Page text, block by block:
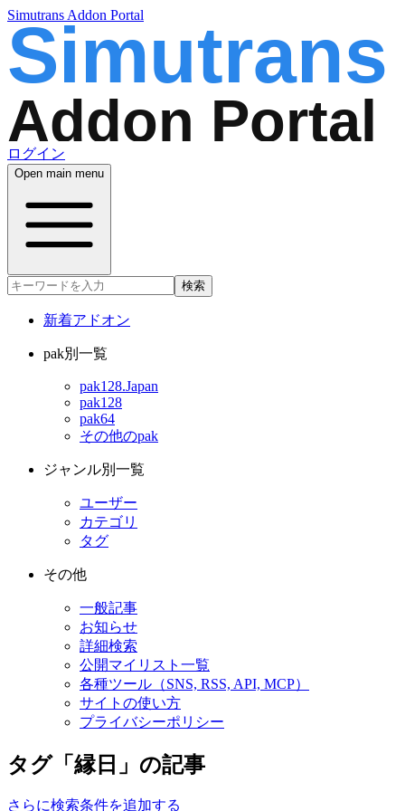
Simutrans Addon Portal
ログイン
Open main menu
検索
新着アドオン
pak別一覧
pak128.Japan
pak128
pak64
その他のpak
ジャンル別一覧
ユーザー
カテゴリ
タグ
その他
一般記事
お知らせ
詳細検索
公開マイリスト一覧
各種ツール（SNS, RSS, API, MCP）
サイトの使い方
プライバシーポリシー
タグ「縁日」の記事
さらに検索条件を追加する